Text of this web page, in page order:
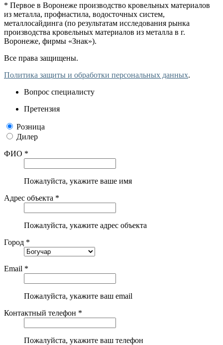
* Первое в Воронеже производство кровельных материалов
из металла, профнастила, водосточных систем,
металлосайдинга (по результатам исследования рынка
производства кровельных материалов из металла в г.
Воронеже, фирмы «Знак»).
Все права защищены.
Политика защиты и обработки персональных данных.
Вопрос специалисту
Претензия
Розница
Дилер
ФИО *
Пожалуйста, укажите ваше имя
Адрес объекта *
Пожалуйста, укажите адрес объекта
Город *
Email *
Пожалуйста, укажите ваш email
Контактный телефон *
Пожалуйста, укажите ваш телефон